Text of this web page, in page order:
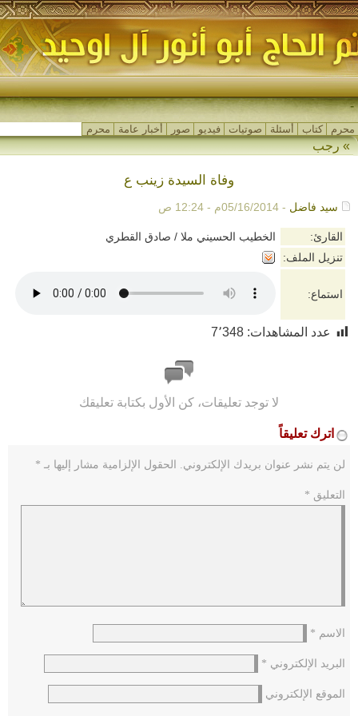
مج-
محرم كتاب أسئلة صوتيات فيديو صور أخبار عامة محرم
»رجب
وفاة السيدة زينب ع
سيد فاضل - 05/16/2014م - 12:24 ص
القارئ:
الخطيب الحسيني ملا / صادق القطري
تنزيل الملف:
استماع:
عدد المشاهدات: 7٬348
لا توجد تعليقات، كن الأول بكتابة تعليقك
اترك تعليقاً
لن يتم نشر عنوان بريدك الإلكتروني. الحقول الإلزامية مشار إليها بـ *
التعليق *
الاسم *
البريد الإلكتروني *
الموقع الإلكتروني